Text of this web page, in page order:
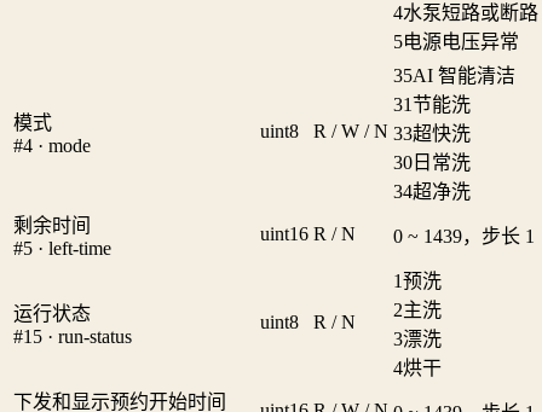
4水泵短路或断路
5电源电压异常
模式
#4 · mode
uint8 R / W / N
35AI 智能清洁
31节能洗
33超快洗
30 日常洗
34超净洗
剩余时间
#5 · left-time
uint16 R / N 0 ~ 1439，步长 1
运行状态
#15 · run-status
uint8 R / N
1预洗
2主洗
3漂洗
4烘干
下发和显示预约开始时间